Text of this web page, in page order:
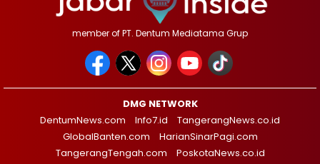
member of PT. Dentum Mediatama Grup
DMG NETWORK
DentumNews.com
Info7.id
TangerangNews.co.id
GlobalBanten.com
HarianSinarPagi.com
TangerangTengah.com
PoskotaNews.co.id